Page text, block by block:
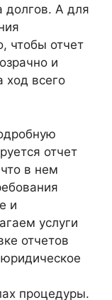
долгов. А для
чтобы отчет
и
ход всего
отчет
в нем
и
услуги
отчетов
процедуры.